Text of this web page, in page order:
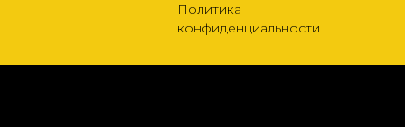
Политика
конфиденциальности